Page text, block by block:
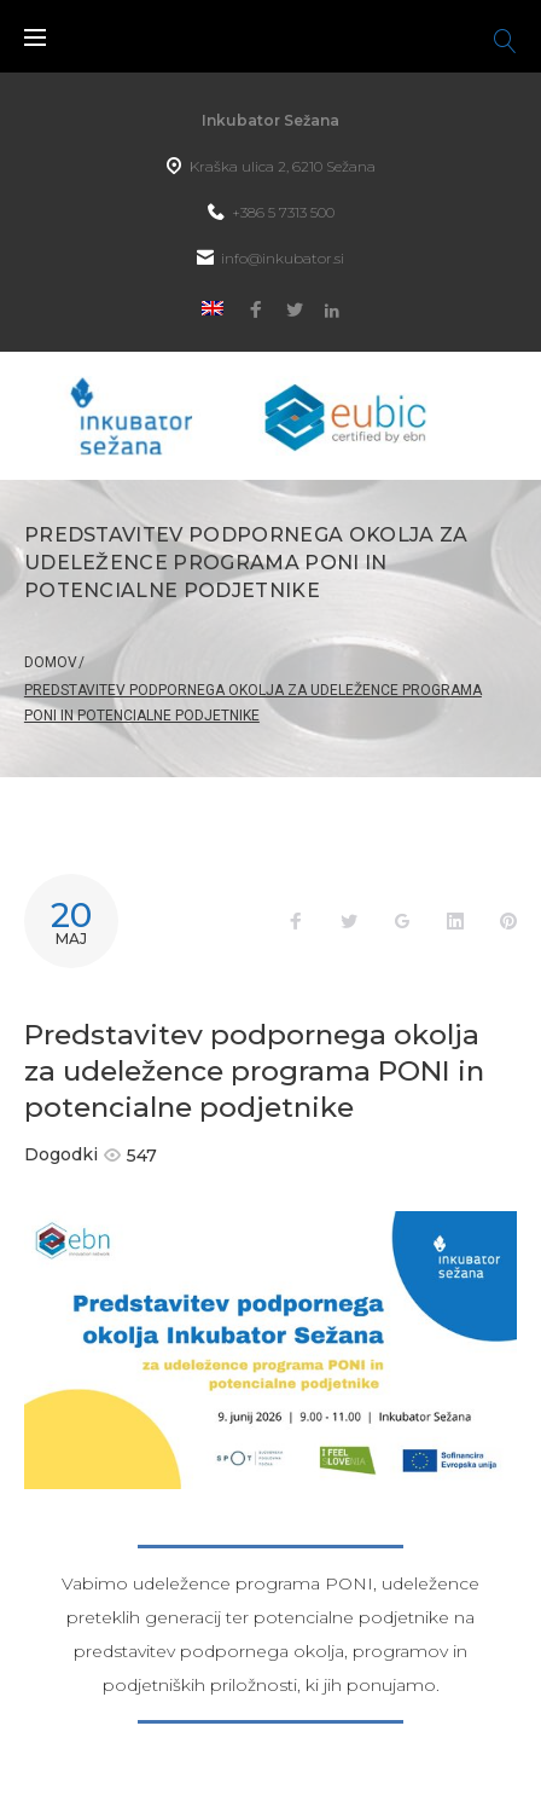
Inkubator Sežana
Kraška ulica 2, 6210 Sežana
+386 5 7313 500
info@inkubator.si
PREDSTAVITEV PODPORNEGA OKOLJA ZA
UDELEŽENCE PROGRAMA PONI IN
POTENCIALNE PODJETNIKE
DOMOV/
PREDSTAVITEV PODPORNEGA OKOLJA ZA UDELEŽENCE PROGRAMA
PONI IN POTENCIALNE PODJETNIKE
20
MAJ
Predstavitev podpornega okolja
za udeležence programa PONI in
potencialne podjetnike
Dogodki 547
Vabimo udeležence programa PONI, udeležence
preteklih generacij ter potencialne podjetnike na
predstavitev podpornega okolja, programov in
podjetniških priložnosti, ki jih ponujamo.